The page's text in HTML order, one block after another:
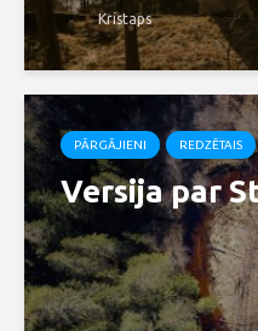
Kristaps
PĀRGĀJIENI REDZĒTAIS
Versija par